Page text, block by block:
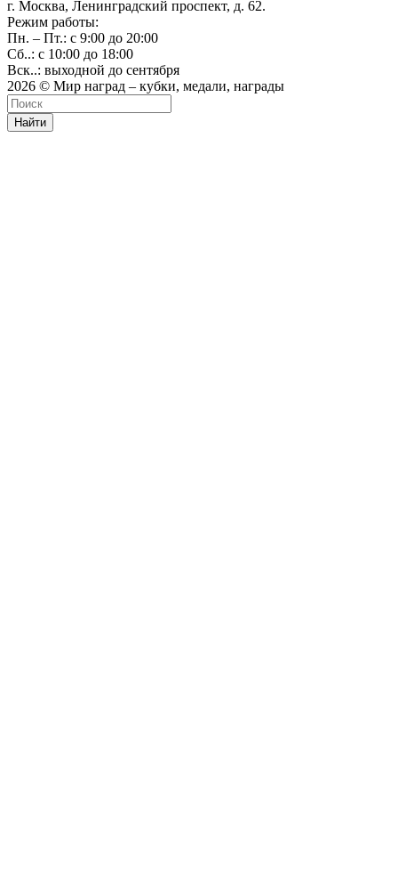
г. Москва, Ленинградский проспект, д. 62.
Режим работы:
Пн. – Пт.: с 9:00 до 20:00
Сб..: с 10:00 до 18:00
Вск..: выходной до сентября
2026 © Мир наград – кубки, медали, награды
Найти